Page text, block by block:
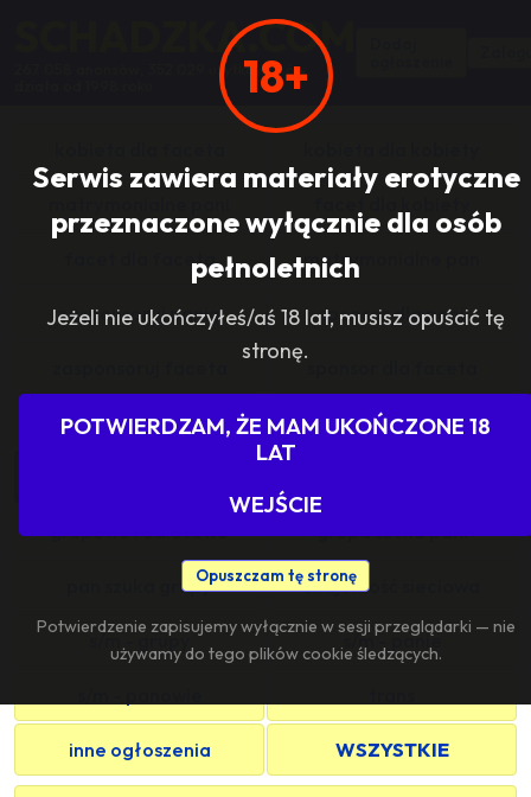
18+
Serwis zawiera materiały erotyczne
przeznaczone wyłącznie dla osób
pełnoletnich
Jeżeli nie ukończyłeś/aś 18 lat, musisz opuścić tę
stronę.
POTWIERDZAM, ŻE MAM UKOŃCZONE 18
LAT
WEJŚCIE
Opuszczam tę stronę
Potwierdzenie zapisujemy wyłącznie w sesji przeglądarki — nie
używamy do tego plików cookie śledzących.
SCHADZKA.COM
267 058 anonsów, 352 029 użytkowników,
facet dla faceta matrymonialne pan
zasponsoruj panią sponsor dla pani
sponsoring grupy agencje towarzyskie
grupowo i odlotowo grupa szuka pani
pan szuka grupy znajomość sieciowa
s/m - grupy s/m - panie
inne ogłoszenia WSZYSTKIE